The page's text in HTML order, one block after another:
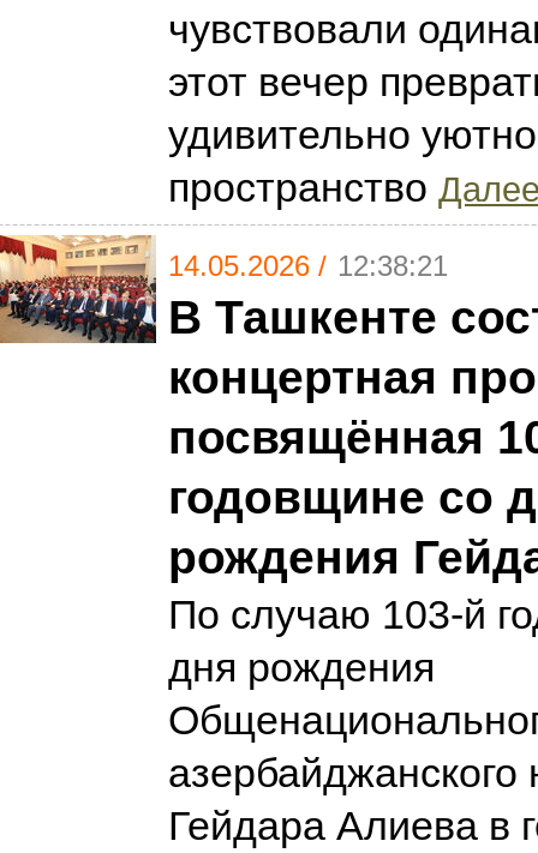
чувствовали
этот вечер
удивительно
пространство
14.05.2026 / 12:38:21
В Ташкенте
концертная
посвящённая
годовщине со
рождения
По случаю 103-й
дня рождения
азербайджанского
Гейдара Алиева в